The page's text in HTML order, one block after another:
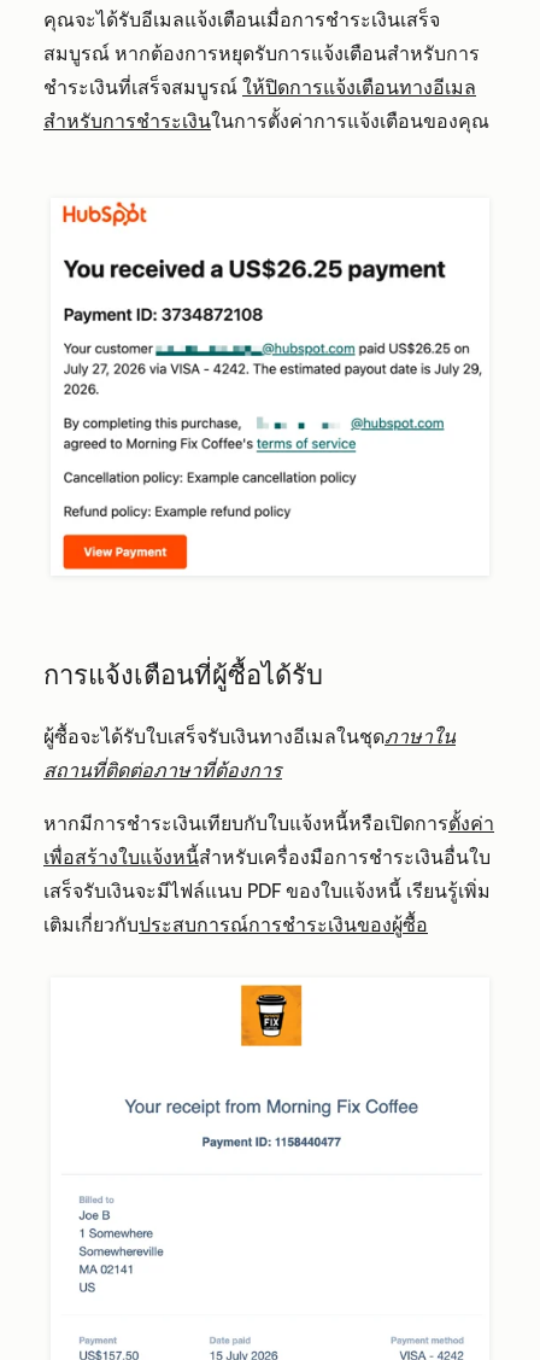
คุณจะได้รับอีเมลแจ้งเตือนเมื่อการชำระเงินเสร็จ
สมบูรณ์ หากต้องการหยุดรับการแจ้งเตือนสำหรับการ
ชำระเงินที่เสร็จสมบูรณ์ ให้ปิดการแจ้งเตือนทางอีเมล
สำหรับการชำระเงินในการตั้งค่าการแจ้งเตือนของคุณ
การแจ้งเตือนที่ผู้ซื้อได้รับ
ผู้ซื้อจะได้รับใบเสร็จรับเงินทางอีเมลในชุดภาษาใน
สถานที่ติดต่อภาษาที่ต้องการ
หากมีการชำระเงินเทียบกับใบแจ้งหนี้หรือเปิดการตั้งค่า
เพื่อสร้างใบแจ้งหนี้สำหรับเครื่องมือการชำระเงินอื่นใบ
เสร็จรับเงินจะมีไฟล์แนบ PDF ของใบแจ้งหนี้ เรียนรู้เพิ่ม
เติมเกี่ยวกับประสบการณ์การชำระเงินของผู้ซื้อ